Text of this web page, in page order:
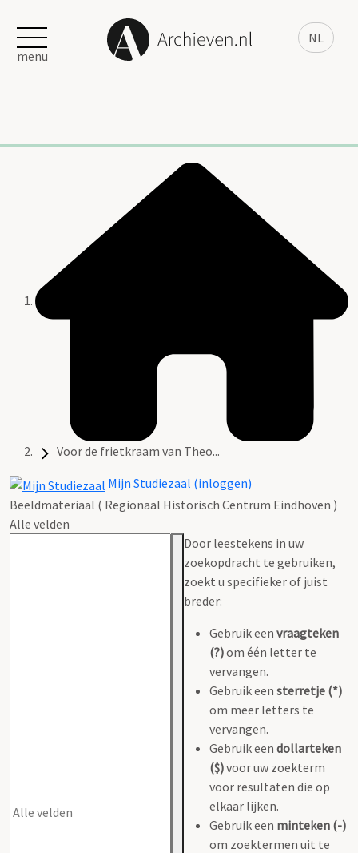
NL
menu
Voor de frietkraam van Theo...
Mijn Studiezaal (inloggen)
Beeldmateriaal ( Regionaal Historisch Centrum Eindhoven )
Alle velden
Door leestekens in uw
zoekopdracht te gebruiken,
zoekt u specifieker of juist
breder:
Gebruik een vraagteken
(?)om één letter te
vervangen.
Gebruik een sterretje (*)
om meer letters te
vervangen.
Gebruik een dollarteken
($)voor uw zoekterm
voor resultaten die op
elkaar lijken.
Gebruik een minteken (-)
om zoektermen uit te